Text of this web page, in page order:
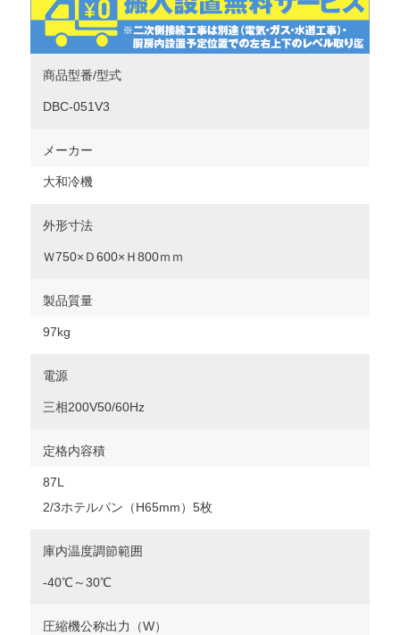
商品型番/型式
DBC-051V3
メーカー
大和冷機
外形寸法
Ｗ750×Ｄ600×Ｈ800ｍｍ
製品質量
97kg
電源
三相200V50/60Hz
定格内容積
87L
2/3ホテルパン（H65mm）5枚
庫内温度調節範囲
-40℃～30℃
圧縮機公称出力（W）